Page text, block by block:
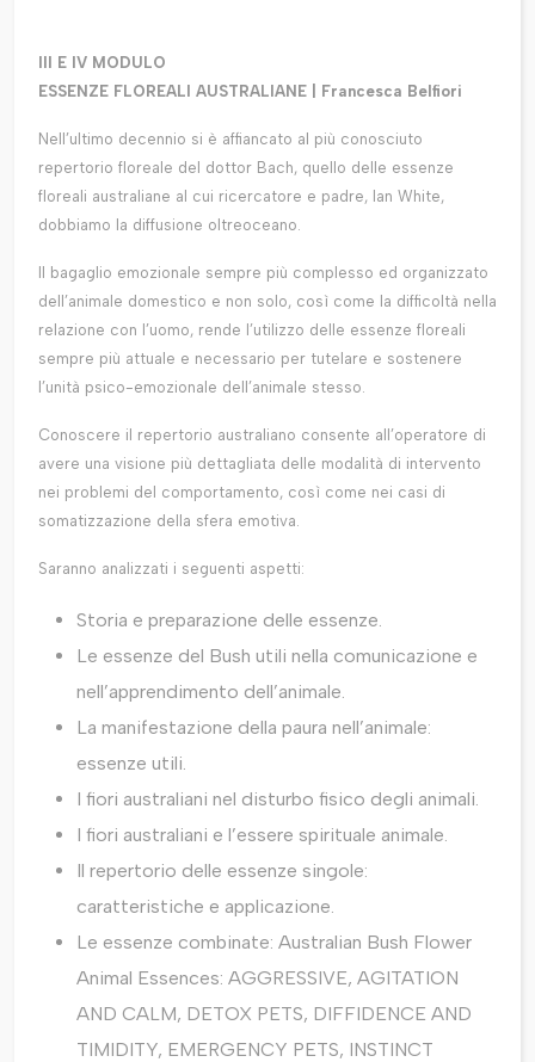
III E IV MODULO
ESSENZE FLOREALI AUSTRALIANE | Francesca Belfiori
Nell’ultimo decennio si è affiancato al più conosciuto
repertorio floreale del dottor Bach, quello delle essenze
floreali australiane al cui ricercatore e padre, Ian White,
dobbiamo la diffusione oltreoceano.
Il bagaglio emozionale sempre più complesso ed organizzato
dell’animale domestico e non solo, così come la difficoltà nella
relazione con l’uomo, rende l’utilizzo delle essenze floreali
sempre più attuale e necessario per tutelare e sostenere
l’unità psico-emozionale dell’animale stesso.
Conoscere il repertorio australiano consente all’operatore di
avere una visione più dettagliata delle modalità di intervento
nei problemi del comportamento, così come nei casi di
somatizzazione della sfera emotiva.
Saranno analizzati i seguenti aspetti:
Storia e preparazione delle essenze.
Le essenze del Bush utili nella comunicazione e
nell’apprendimento dell’animale.
La manifestazione della paura nell’animale:
essenze utili.
I fiori australiani nel disturbo fisico degli animali.
I fiori australiani e l’essere spirituale animale.
Il repertorio delle essenze singole:
caratteristiche e applicazione.
Le essenze combinate: Australian Bush Flower
Animal Essences: AGGRESSIVE, AGITATION
AND CALM, DETOX PETS, DIFFIDENCE AND
TIMIDITY, EMERGENCY PETS, INSTINCT